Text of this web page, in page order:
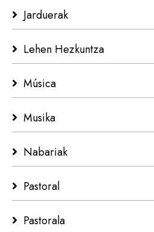
Jarduerak
Lehen Hezkuntza
Música
Musika
Nabariak
Pastoral
Pastorala